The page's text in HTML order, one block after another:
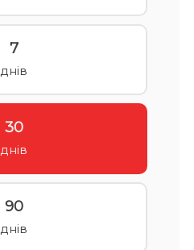
7
днів
30
днів
90
днів